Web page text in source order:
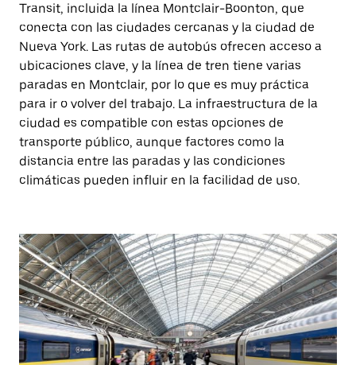
Transit, incluida la línea Montclair-Boonton, que
conecta con las ciudades cercanas y la ciudad de
Nueva York. Las rutas de autobús ofrecen acceso a
ubicaciones clave, y la línea de tren tiene varias
paradas en Montclair, por lo que es muy práctica
para ir o volver del trabajo. La infraestructura de la
ciudad es compatible con estas opciones de
transporte público, aunque factores como la
distancia entre las paradas y las condiciones
climáticas pueden influir en la facilidad de uso.